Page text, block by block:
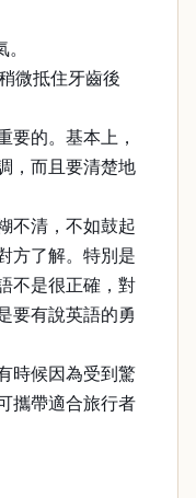
微抵住牙齒後
要的。基本上，
，而且要清楚地
不清，不如鼓起
方了解。特別是
不是很正確，對
要有說英語的勇
時候因為受到驚
攜帶適合旅行者